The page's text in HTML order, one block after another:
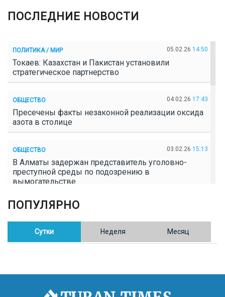
ПОСЛЕДНИЕ НОВОСТИ
ПОЛИТИКА / МИР 05.02.26 14:50
Токаев: Казахстан и Пакистан установили
стратегическое партнерство
ОБЩЕСТВО 04.02.26 17:43
Пресечены факты незаконной реализации оксида
азота в столице
ОБЩЕСТВО 03.02.26 15:13
В Алматы задержан представитель уголовно-
преступной среды по подозрению в
вымогательстве
ОБЩЕСТВО
Полицейские пресекли незаконное выращивание
конопли в Таразе
ПОПУЛЯРНО
Сутки Неделя Месяц